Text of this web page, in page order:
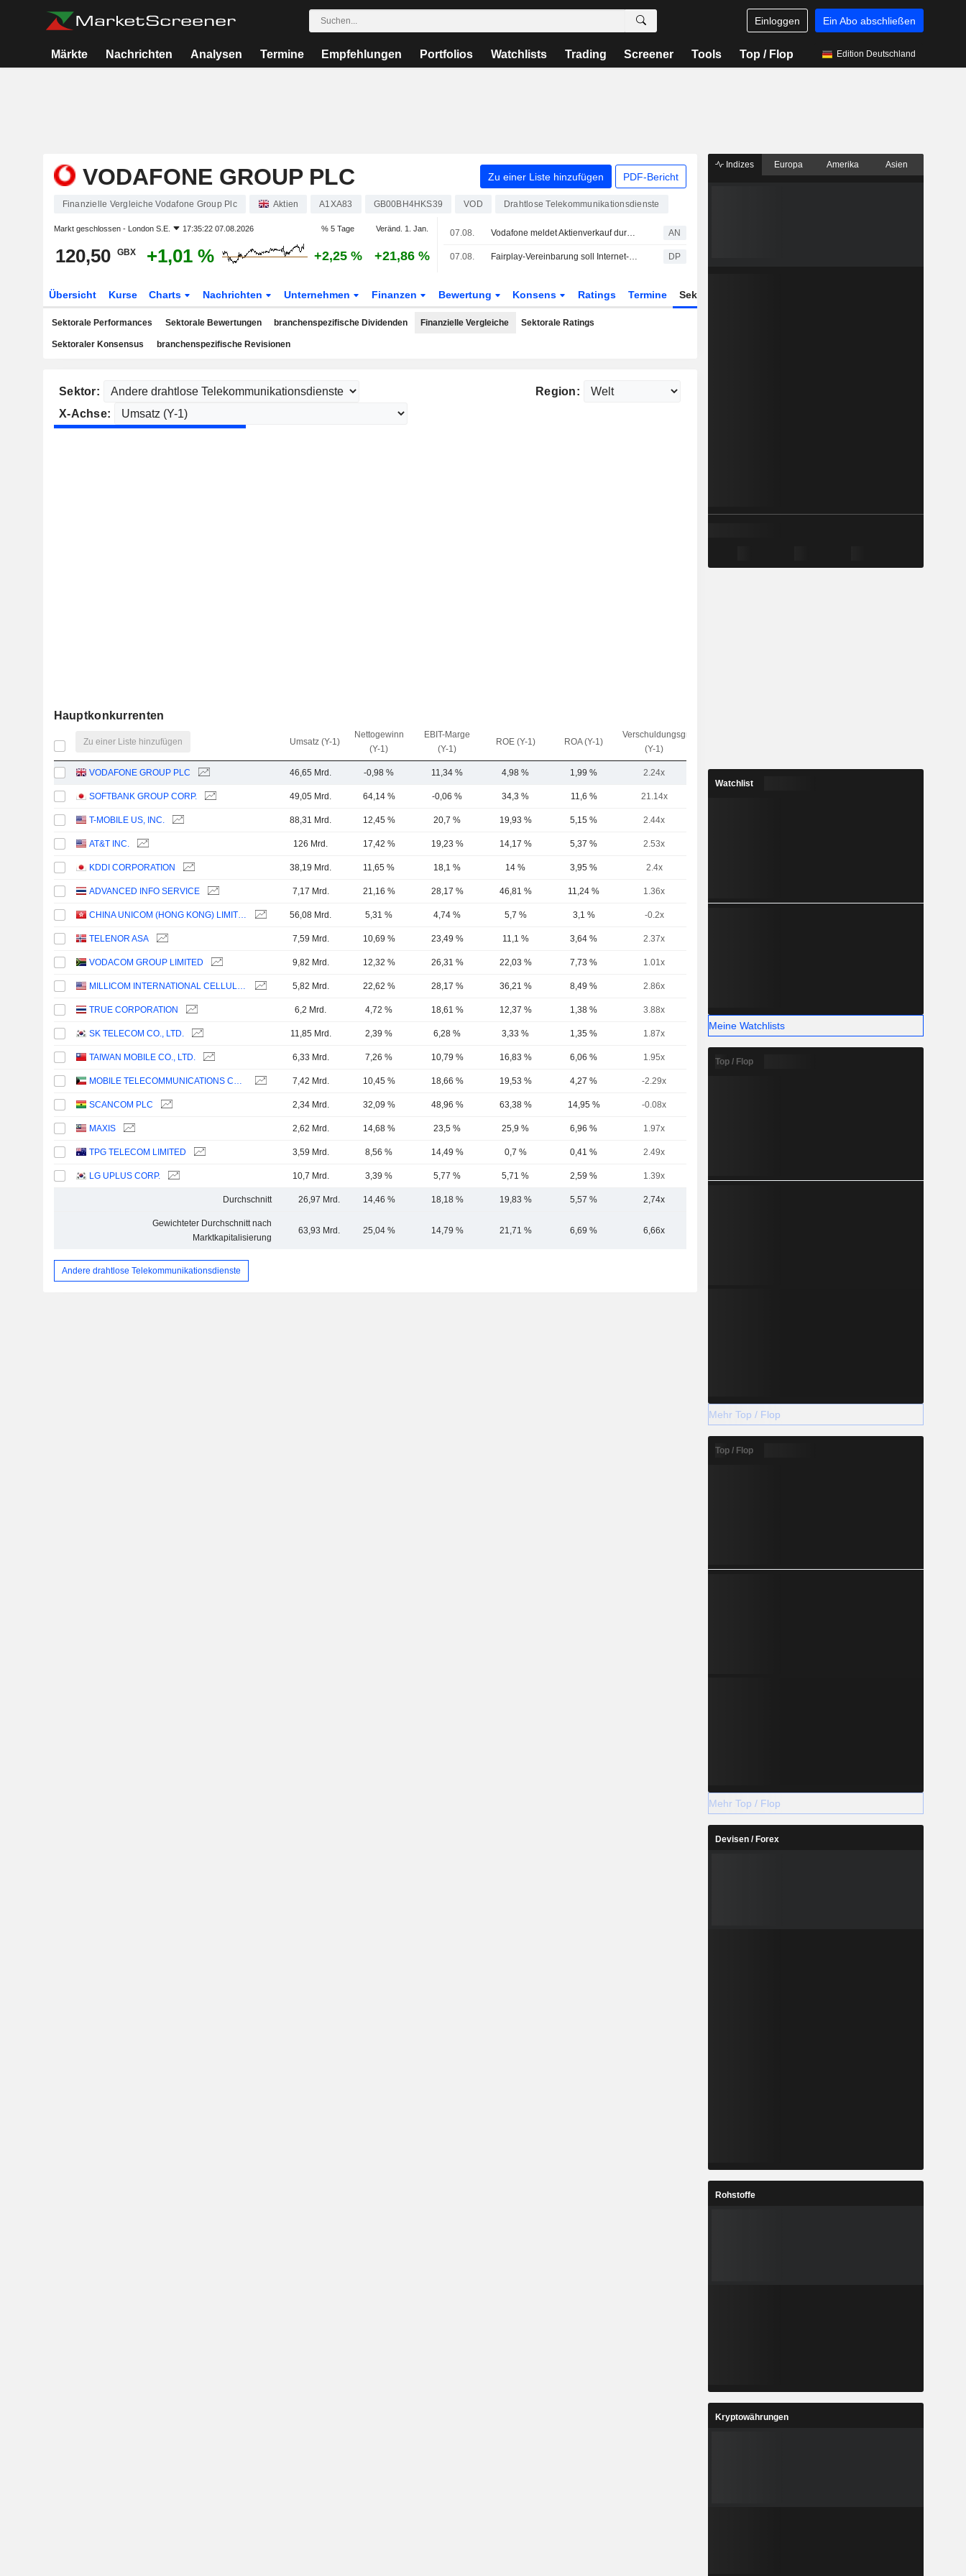
Einloggen Ein Abo abschließen
Märkte Nachrichten Analysen Termine Empfehlungen Portfolios Watchlists Trading Screener Tools Top / Flop Edition Deutschland
VODAFONE GROUP PLC Zu einer Liste hinzufügen PDF-Bericht
Finanzielle Vergleiche Vodafone Group Plc Aktien A1XA83 GB00BH4HKS39 VOD Drahtlose Telekommunikationsdienste
Markt geschlossen - London S.E. 17:35:22 07.08.2026 % 5 Tage Veränd. 1. Jan.
120,50 GBX +1,01 % +2,25 % +21,86 %
07.08. Vodafone meldet Aktienverkauf durch Vodacom-Chef AN
07.08. Fairplay-Vereinbarung soll Internet-Ausbau beschleunigen DP
Übersicht Kurse Charts Nachrichten Unternehmen Finanzen Bewertung Konsens Ratings Termine Sektor
Sektorale Performances Sektorale Bewertungen branchenspezifische Dividenden Finanzielle Vergleiche Sektorale Ratings
Sektoraler Konsensus branchenspezifische Revisionen
Sektor:
Region:
X-Achse:
Hauptkonkurrenten
Zu einer Liste hinzufügen Umsatz (Y-1)
Nettogewinn
(Y-1)
EBIT-Marge
(Y-1)
ROE (Y-1) ROA (Y-1)
Verschuldungsgrad
(Y-1)
VODAFONE GROUP PLC 46,65 Mrd. -0,98 % 11,34 % 4,98 % 1,99 % 2.24x
SOFTBANK GROUP CORP. 49,05 Mrd. 64,14 % -0,06 % 34,3 % 11,6 % 21.14x
T-MOBILE US, INC. 88,31 Mrd. 12,45 % 20,7 % 19,93 % 5,15 % 2.44x
AT&T INC. 126 Mrd. 17,42 % 19,23 % 14,17 % 5,37 % 2.53x
KDDI CORPORATION 38,19 Mrd. 11,65 % 18,1 % 14 % 3,95 % 2.4x
ADVANCED INFO SERVICE 7,17 Mrd. 21,16 % 28,17 % 46,81 % 11,24 % 1.36x
CHINA UNICOM (HONG KONG) LIMITED 56,08 Mrd. 5,31 % 4,74 % 5,7 % 3,1 % -0.2x
TELENOR ASA 7,59 Mrd. 10,69 % 23,49 % 11,1 % 3,64 % 2.37x
VODACOM GROUP LIMITED 9,82 Mrd. 12,32 % 26,31 % 22,03 % 7,73 % 1.01x
MILLICOM INTERNATIONAL CELLULAR S.A. 5,82 Mrd. 22,62 % 28,17 % 36,21 % 8,49 % 2.86x
TRUE CORPORATION 6,2 Mrd. 4,72 % 18,61 % 12,37 % 1,38 % 3.88x
SK TELECOM CO., LTD. 11,85 Mrd. 2,39 % 6,28 % 3,33 % 1,35 % 1.87x
TAIWAN MOBILE CO., LTD. 6,33 Mrd. 7,26 % 10,79 % 16,83 % 6,06 % 1.95x
MOBILE TELECOMMUNICATIONS COMPANY K.S.C.P. 7,42 Mrd. 10,45 % 18,66 % 19,53 % 4,27 % -2.29x
SCANCOM PLC 2,34 Mrd. 32,09 % 48,96 % 63,38 % 14,95 % -0.08x
MAXIS 2,62 Mrd. 14,68 % 23,5 % 25,9 % 6,96 % 1.97x
TPG TELECOM LIMITED 3,59 Mrd. 8,56 % 14,49 % 0,7 % 0,41 % 2.49x
LG UPLUS CORP. 10,7 Mrd. 3,39 % 5,77 % 5,71 % 2,59 % 1.39x
Durchschnitt 26,97 Mrd. 14,46 % 18,18 % 19,83 % 5,57 % 2,74x
Gewichteter Durchschnitt nach
Marktkapitalisierung
63,93 Mrd. 25,04 % 14,79 % 21,71 % 6,69 % 6,66x
Andere drahtlose Telekommunikationsdienste
Indizes Europa Amerika Asien
Watchlist
Meine Watchlists
Top / Flop
Mehr Top / Flop
Top / Flop
Mehr Top / Flop
Devisen / Forex
Rohstoffe
Kryptowährungen